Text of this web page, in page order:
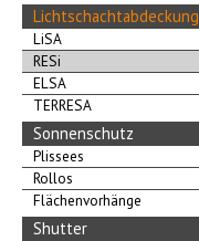
Lichtschachtabdeckung
LiSA
RESi
ELSA
TERRESA
Sonnenschutz
Plissees
Rollos
Flächenvorhänge
Shutter